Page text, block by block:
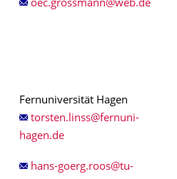
Fernuniversität Hagen